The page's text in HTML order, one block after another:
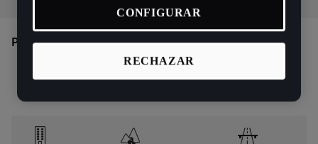
Perfil del conductor
Urbana Carretera Autopista
RECHAZAR
CONFIGURAR